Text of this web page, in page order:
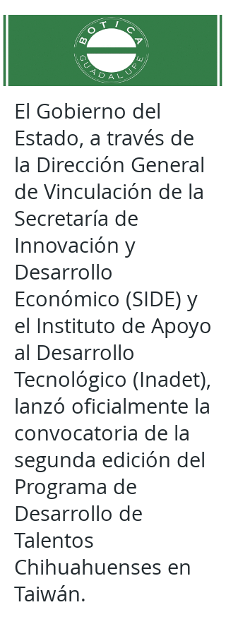
El Gobierno del
Estado, a través de
la Dirección General
de Vinculación de la
Secretaría de
Innovación y
Desarrollo
Económico (SIDE) y
el Instituto de Apoyo
al Desarrollo
Tecnológico (Inadet),
lanzó oficialmente la
convocatoria de la
segunda edición del
Programa de
Desarrollo de
Talentos
Chihuahuenses en
Taiwán.